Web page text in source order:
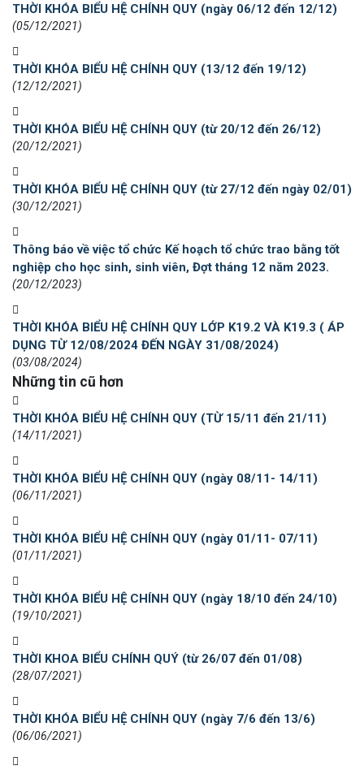
THỜI KHÓA BIỂU HỆ CHÍNH QUY (ngày 06/12 đến 12/12)
(05/12/2021)
THỜI KHÓA BIỂU HỆ CHÍNH QUY (13/12 đến 19/12)
(12/12/2021)
THỜI KHÓA BIỂU HỆ CHÍNH QUY (từ 20/12 đến 26/12)
(20/12/2021)
THỜI KHÓA BIỂU HỆ CHÍNH QUY (từ 27/12 đến ngày 02/01)
(30/12/2021)
Thông báo về việc tổ chức Kế hoạch tổ chức trao bằng tốt
nghiệp cho học sinh, sinh viên, Đợt tháng 12 năm 2023.
(20/12/2023)
THỜI KHÓA BIỂU HỆ CHÍNH QUY LỚP K19.2 VÀ K19.3 ( ÁP
DỤNG TỪ 12/08/2024 ĐẾN NGÀY 31/08/2024)
(03/08/2024)
Những tin cũ hơn
THỜI KHÓA BIỂU HỆ CHÍNH QUY (TỪ 15/11 đến 21/11)
(14/11/2021)
THỜI KHÓA BIỂU HỆ CHÍNH QUY (ngày 08/11- 14/11)
(06/11/2021)
THỜI KHÓA BIỂU HỆ CHÍNH QUY (ngày 01/11- 07/11)
(01/11/2021)
THỜI KHÓA BIỂU HỆ CHÍNH QUY (ngày 18/10 đến 24/10)
(19/10/2021)
THỜI KHOA BIỂU CHÍNH QUÝ (từ 26/07 đến 01/08)
(28/07/2021)
THỜI KHÓA BIỂU HỆ CHÍNH QUY (ngày 7/6 đến 13/6)
(06/06/2021)